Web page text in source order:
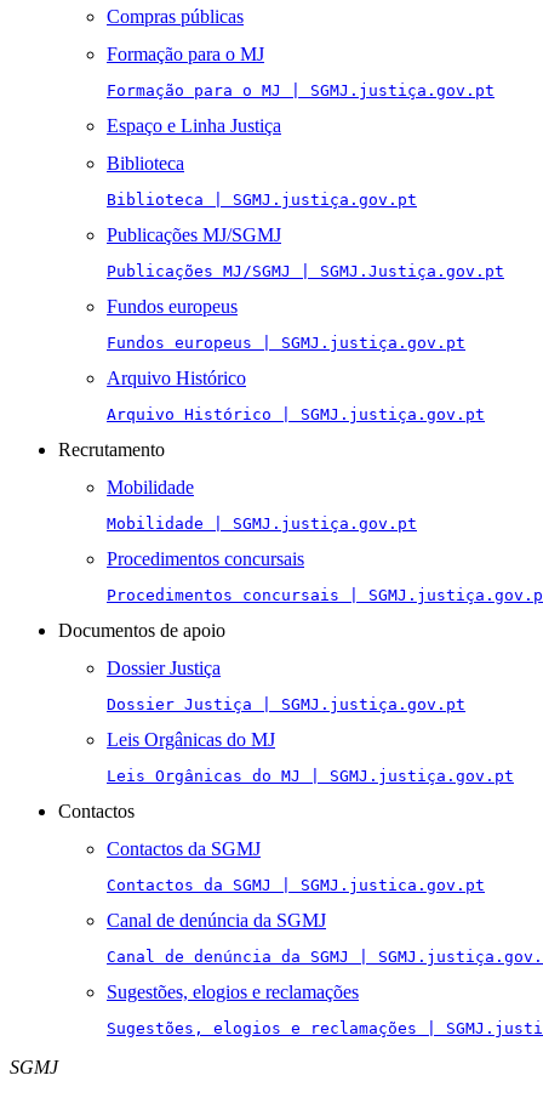
Compras públicas
Formação para o MJ
Formação para o MJ | SGMJ.justiça.gov.pt
Espaço e Linha Justiça
Biblioteca
Biblioteca | SGMJ.justiça.gov.pt
Publicações MJ/SGMJ
Publicações MJ/SGMJ | SGMJ.Justiça.gov.pt
Fundos europeus
Fundos europeus | SGMJ.justiça.gov.pt
Arquivo Histórico
Arquivo Histórico | SGMJ.justiça.gov.pt
Recrutamento
Mobilidade
Mobilidade | SGMJ.justiça.gov.pt
Procedimentos concursais
Procedimentos concursais |
Documentos de apoio
Dossier Justiça
Dossier Justiça | SGMJ.justiça.gov.pt
Leis Orgânicas do MJ
Leis Orgânicas do MJ | SGMJ.justiça.gov.pt
Contactos
Contactos da SGMJ
Contactos da SGMJ | SGMJ.justica.gov.pt
Canal de denúncia da SGMJ
Canal de denúncia da SGMJ |
Sugestões, elogios e reclamações
Sugestões, elogios e reclamações |
SGMJ